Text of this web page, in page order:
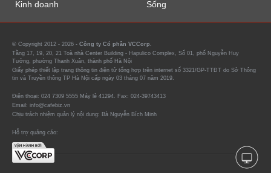
Kinh doanh Sống
© Copyright 2012 - 2026 - Công ty Cổ phần VCCorp.
Tầng 17, 19, 20, 21 Toà nhà Center Building - Hapulico Complex, Số 01, phố Nguyễn Huy
Tưởng, phường Thanh Xuân, thành phố Hà Nội
Giấy phép thiết lập trang thông tin điện tử tổng hợp trên internet số 3321/GP-TTĐT do Sở Thông
tin và Truyền thông TP Hà Nội cấp ngày 03 tháng 07 năm 2019.
Điện thoại: 024 7309 5555 Máy lẻ 41294. Fax: 024-39743413
Email: info@cafebiz.vn
Chịu trách nhiệm quản lý nội dung: Bà Nguyễn Bích Minh
Hỗ trợ quảng cáo: